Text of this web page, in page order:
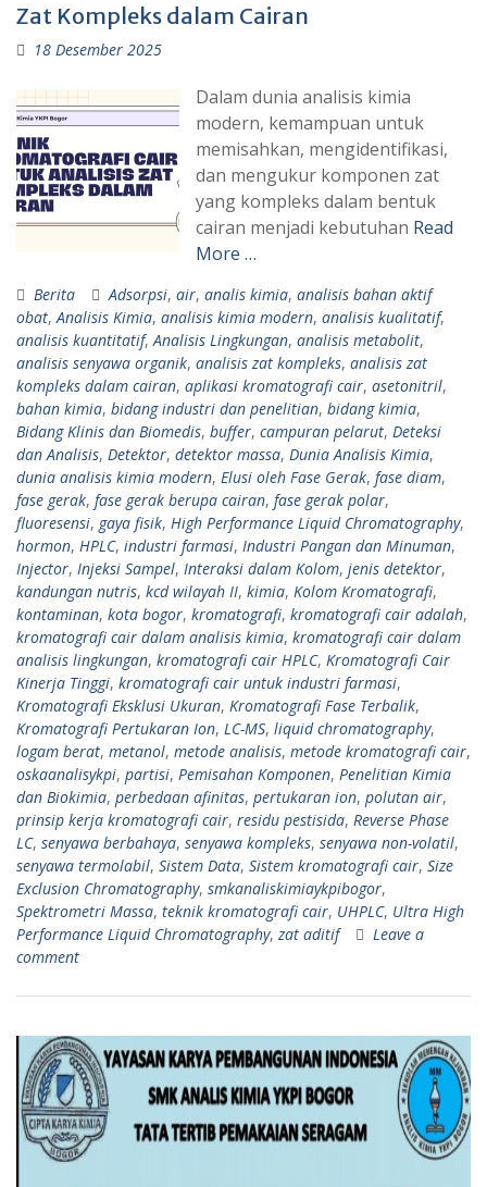
Zat Kompleks dalam Cairan
18 Desember 2025
Dalam dunia analisis kimia
modern, kemampuan untuk
memisahkan, mengidentifikasi,
dan mengukur komponen zat
yang kompleks dalam bentuk
cairan menjadi kebutuhan Read
More …
Berita Adsorpsi, air, analis kimia, analisis bahan aktif
obat, Analisis Kimia, analisis kimia modern, analisis kualitatif,
analisis kuantitatif, Analisis Lingkungan, analisis metabolit,
analisis senyawa organik, analisis zat kompleks, analisis zat
kompleks dalam cairan, aplikasi kromatografi cair, asetonitril,
bahan kimia, bidang industri dan penelitian, bidang kimia,
Bidang Klinis dan Biomedis, buffer, campuran pelarut, Deteksi
dan Analisis, Detektor, detektor massa, Dunia Analisis Kimia,
dunia analisis kimia modern, Elusi oleh Fase Gerak, fase diam,
fase gerak, fase gerak berupa cairan, fase gerak polar,
fluoresensi, gaya fisik, High Performance Liquid Chromatography,
hormon, HPLC, industri farmasi, Industri Pangan dan Minuman,
Injector, Injeksi Sampel, Interaksi dalam Kolom, jenis detektor,
kandungan nutris, kcd wilayah II, kimia, Kolom Kromatografi,
kontaminan, kota bogor, kromatografi, kromatografi cair adalah,
kromatografi cair dalam analisis kimia, kromatografi cair dalam
analisis lingkungan, kromatografi cair HPLC, Kromatografi Cair
Kinerja Tinggi, kromatografi cair untuk industri farmasi,
Kromatografi Eksklusi Ukuran, Kromatografi Fase Terbalik,
Kromatografi Pertukaran Ion, LC-MS, liquid chromatography,
logam berat, metanol, metode analisis, metode kromatografi cair,
oskaanalisykpi, partisi, Pemisahan Komponen, Penelitian Kimia
dan Biokimia, perbedaan afinitas, pertukaran ion, polutan air,
prinsip kerja kromatografi cair, residu pestisida, Reverse Phase
LC, senyawa berbahaya, senyawa kompleks, senyawa non-volatil,
senyawa termolabil, Sistem Data, Sistem kromatografi cair, Size
Exclusion Chromatography, smkanaliskimiaykpibogor,
Spektrometri Massa, teknik kromatografi cair, UHPLC, Ultra High
Performance Liquid Chromatography, zat aditif
Leave a
comment